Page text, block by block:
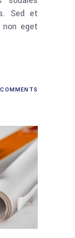
Sed et
eget
COMMENTS